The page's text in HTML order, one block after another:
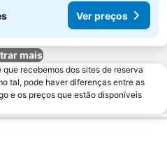
Ver preços
mais
recebemos dos sites de reserva
tal, pode haver diferenças entre as
e os preços que estão disponíveis